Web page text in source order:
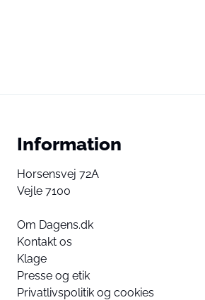
Information
Horsensvej 72A
Vejle 7100
Om Dagens.dk
Kontakt os
Klage
Presse og etik
Privatlivspolitik og cookies